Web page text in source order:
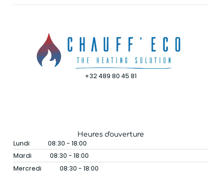
+32 489 80 45 81
Heures d'ouverture
Lundi
08:30 - 18:00
Mardi
08:30 - 18:00
Mercredi
08:30 - 18:00